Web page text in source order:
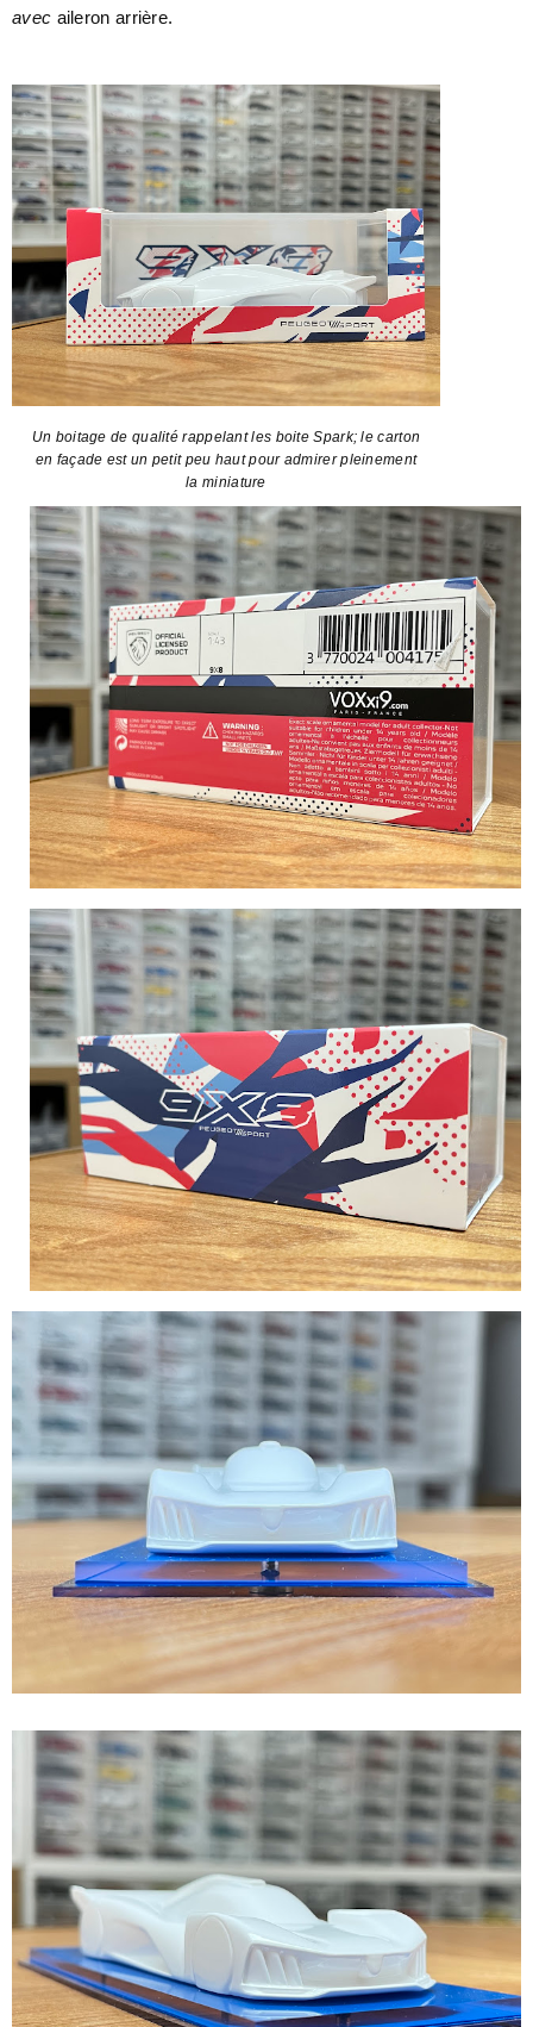
avec aileron arrière.
Un boitage de qualité rappelant les boite Spark; le carton
en façade est un petit peu haut pour admirer pleinement
la miniature